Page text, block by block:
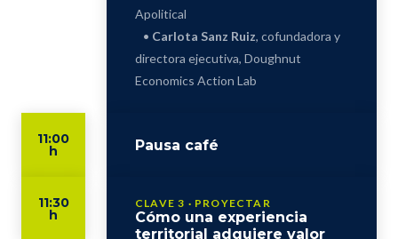
Apolitical
• Carlota Sanz Ruiz, cofundadora y
directora ejecutiva, Doughnut
Economics Action Lab
11:00
h Pausa café
11:30
h
CLAVE 3 · PROYECTAR
Cómo una experiencia
territorial adquiere valor